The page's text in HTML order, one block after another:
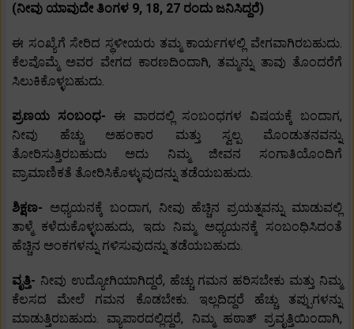
(ನೀವು ಯಾವುದೇ ತಿಂಗಳ 9, 18, 27 ರಂದು ಜನಿಸಿದ್ದರೆ)
ಈ ಸಂಖ್ಯೆಗೆ ಸೇರಿದ ಸ್ಥಳೀಯರು ತಮ್ಮ ಕಾರ್ಯಗಳಲ್ಲಿ ವೇಗವಾಗಿರಬಹುದು.
ಕೆಲವೊಮ್ಮೆ ಅವರ ವೇಗದ ಕಾರಣದಿಂದಾಗಿ, ತಮ್ಮನ್ನು ತಾವು ತೊಂದರೆಗೆ
ಸಿಲುಕಿಕೊಳ್ಳಬಹುದು.
ಪ್ರಣಯ ಸಂಬಂಧ- ಈ ವಾರದಲ್ಲಿ ಸಂಬಂಧಗಳ ವಿಷಯಕ್ಕೆ ಬಂದಾಗ,
ನೀವು ಹೆಚ್ಚು ಅಹಂಕಾರ ಮತ್ತು ಸ್ವಲ್ಪ ಮೊಂಡುತನವನ್ನು
ತೋರಿಸುತ್ತಿರಬಹುದು ಅದು ನಿಮ್ಮ ಜೀವನ ಸಂಗಾತಿಯೊಂದಿಗೆ
ಪ್ರಾಮಾಣಿಕತೆ ತೋರಿಸಿಕೊಳ್ಳುವುದನ್ನು ತಡೆಯಬಹುದು.
ಶಿಕ್ಷಣ- ಅಧ್ಯಯನಕ್ಕೆ ಬಂದಾಗ, ನೀವು ಹೆಚ್ಚಿನ ಪ್ರಯತ್ನವನ್ನು ಮಾಡುವಲ್ಲಿ
ತಾಳ್ಮೆ ಕಳೆದುಕೊಳ್ಳಬಹುದು, ಇದು ನಿಮ್ಮ ಅಧ್ಯಯನಕ್ಕೆ ಸಂಬಂಧಿಸಿದಂತೆ
ಹೆಚ್ಚಿನ ಅಂಕಗಳನ್ನು ಗಳಿಸುವುದನ್ನು ತಡೆಯಬಹುದು.
ವೃತ್ತಿ- ನೀವು ಉದ್ಯೋಗಿಯಾಗಿದ್ದರೆ, ಹೆಚ್ಚು ಗಮನ ಹರಿಸಬೇಕು ಮತ್ತು ನಿಮ್ಮ
ಕೆಲಸದ ಮೇಲೆ ಗಮನ ಕೊಡಬೇಕು. ಇಲ್ಲದಿದ್ದರೆ ಹೆಚ್ಚು ತಪ್ಪುಗಳನ್ನು
ಮಾಡುತ್ತಿರಬಹುದು. ವ್ಯಾಪಾರದಲ್ಲಿದ್ದರೆ, ನಿಮ್ಮ ಹಠಾತ್ ಪ್ರವೃತ್ತಿಯಿಂದಾಗಿ,